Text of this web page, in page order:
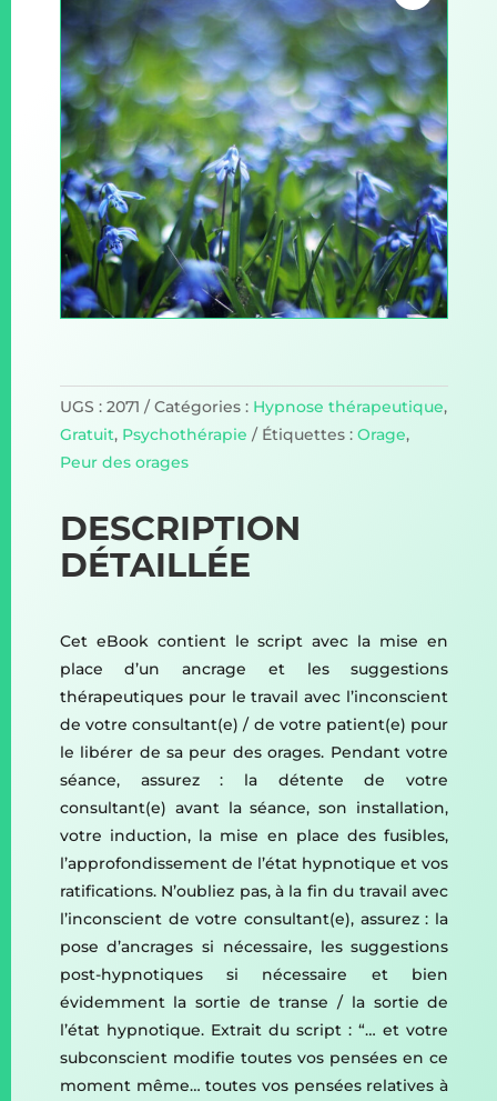
UGS : 2071 Catégories : Hypnose thérapeutique,
Gratuit, Psychothérapie Étiquettes : Orage,
Peur des orages
DESCRIPTION
DÉTAILLÉE
Cet eBook contient le script avec la mise en
place d’un ancrage et les suggestions
thérapeutiques pour le travail avec l’inconscient
de votre consultant(e) / de votre patient(e) pour
le libérer de sa peur des orages. Pendant votre
séance, assurez : la détente de votre
consultant(e) avant la séance, son installation,
votre induction, la mise en place des fusibles,
l’approfondissement de l’état hypnotique et vos
ratifications. N’oubliez pas, à la fin du travail avec
l’inconscient de votre consultant(e), assurez : la
pose d’ancrages si nécessaire, les suggestions
post-hypnotiques si nécessaire et bien
évidemment la sortie de transe / la sortie de
l’état hypnotique. Extrait du script : “… et votre
subconscient modifie toutes vos pensées en ce
moment même… toutes vos pensées relatives à